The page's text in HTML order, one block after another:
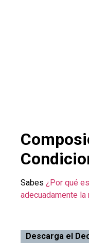
Sabes ¿Por qué
adecuadamente la
Descarga el